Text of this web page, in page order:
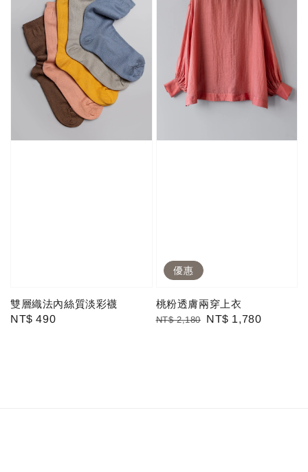
雙層織法內絲質淡彩襪
Regular
NT$ 490
優惠
桃粉透膚兩穿上衣
Regular
NT$ 2,180
Sale
NT$ 1,780